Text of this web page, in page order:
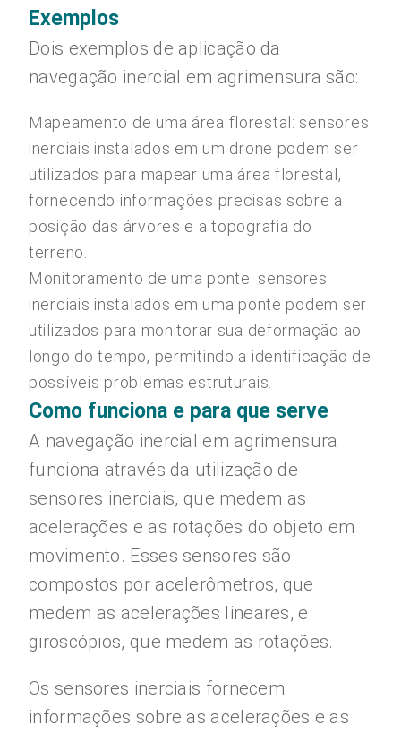
Exemplos
Dois exemplos de aplicação da
navegação inercial em agrimensura são:
Mapeamento de uma área florestal: sensores
inerciais instalados em um drone podem ser
utilizados para mapear uma área florestal,
fornecendo informações precisas sobre a
posição das árvores e a topografia do
terreno.
Monitoramento de uma ponte: sensores
inerciais instalados em uma ponte podem ser
utilizados para monitorar sua deformação ao
longo do tempo, permitindo a identificação de
possíveis problemas estruturais.
Como funciona e para que serve
A navegação inercial em agrimensura
funciona através da utilização de
sensores inerciais, que medem as
acelerações e as rotações do objeto em
movimento. Esses sensores são
compostos por acelerômetros, que
medem as acelerações lineares, e
giroscópios, que medem as rotações.
Os sensores inerciais fornecem
informações sobre as acelerações e as